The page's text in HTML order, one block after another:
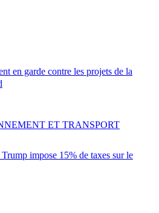
en garde contre les projets de la
impose 15% de taxes sur le
ET TRANSPORT